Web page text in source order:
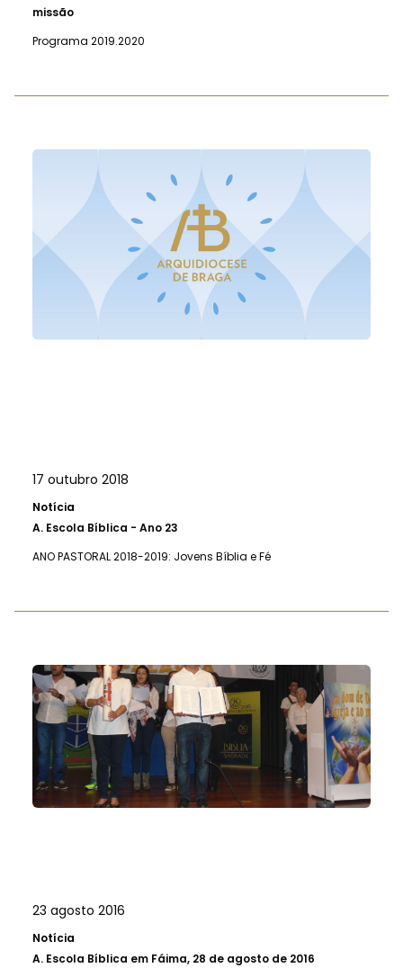
missão
Programa 2019.2020
17 outubro 2018
Notícia
A. Escola Bíblica - Ano 23
ANO PASTORAL 2018-2019: Jovens Bíblia e Fé
23 agosto 2016
Notícia
A. Escola Bíblica em Fáima, 28 de agosto de 2016